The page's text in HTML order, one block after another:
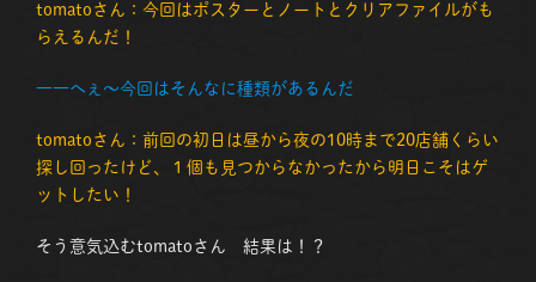
tomatoさん：今回はポスターとノートとクリアファイルがも
らえるんだ！
――へぇ～今回はそんなに種類があるんだ
tomatoさん：前回の初日は昼から夜の10時まで20店舗くらい
探し回ったけど、１個も見つからなかったから明日こそはゲ
ットしたい！
そう意気込むtomatoさん 結果は！？